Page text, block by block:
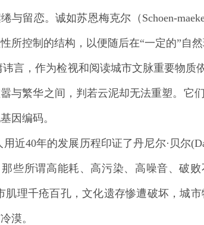
与留恋。诚如苏恩梅克尔（Schoen-
所控制的结构，以便随后在“一定的”自
，作为检视和阅读城市文脉重要物质依
与繁华之间，判若云泥却无法重塑。它
因编码。
40年的发展历程印证了丹尼尔·贝尔
些所谓高能耗、高污染、高噪音、破
肌理千疮百孔，文化遗存惨遭破坏，城
漠。